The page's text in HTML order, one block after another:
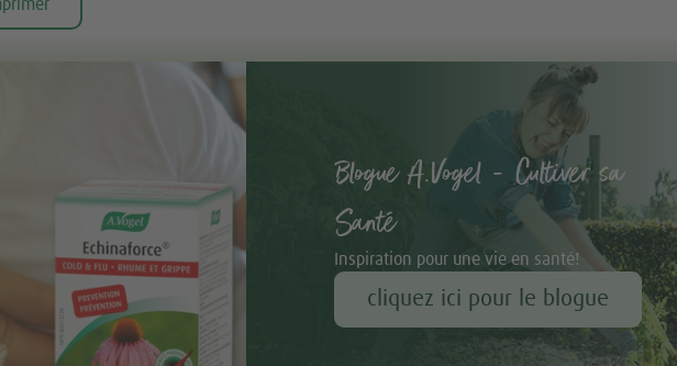
et cacao
lime
Blogue A.Vogel - Cultiver sa
Santé
Inspiration pour une vie en santé!
cliquez ici pour le blogue